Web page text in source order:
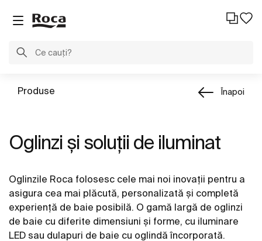
Produse Înapoi
Oglinzi și soluții de iluminat
Oglinzile Roca folosesc cele mai noi inovații pentru a
asigura cea mai plăcută, personalizată și completă
experiență de baie posibilă. O gamă largă de oglinzi
de baie cu diferite dimensiuni și forme, cu iluminare
LED sau dulapuri de baie cu oglindă încorporată.